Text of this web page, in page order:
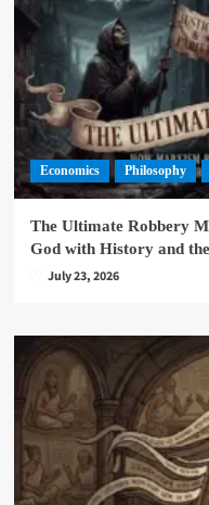
Economics Philosophy
The Ultimate Robbery
God with History and
July 23, 2026